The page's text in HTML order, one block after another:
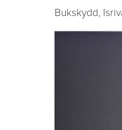
Bukskydd,